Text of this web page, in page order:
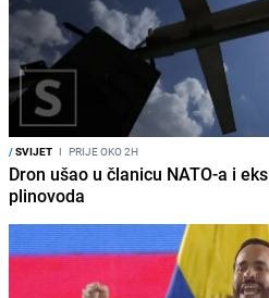
/SVIJET I PRIJE OKO 2H
Dron ušao u članicu NATO-a i
plinovoda